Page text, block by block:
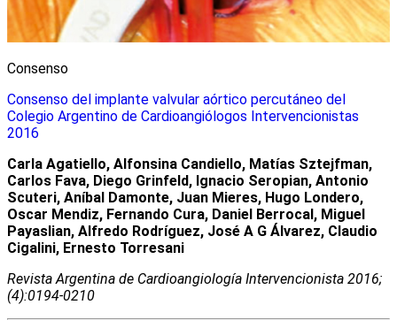
Consenso
Consenso del implante valvular aórtico percutáneo del
Colegio Argentino de Cardioangiólogos Intervencionistas
2016
Carla Agatiello, Alfonsina Candiello, Matías Sztejfman,
Carlos Fava, Diego Grinfeld, Ignacio Seropian, Antonio
Scuteri, Aníbal Damonte, Juan Mieres, Hugo Londero,
Oscar Mendiz, Fernando Cura, Daniel Berrocal, Miguel
Payaslian, Alfredo Rodríguez, José A G Álvarez, Claudio
Cigalini, Ernesto Torresani
Revista Argentina de Cardioangiologí­a Intervencionista 2016;
(4):0194-0210